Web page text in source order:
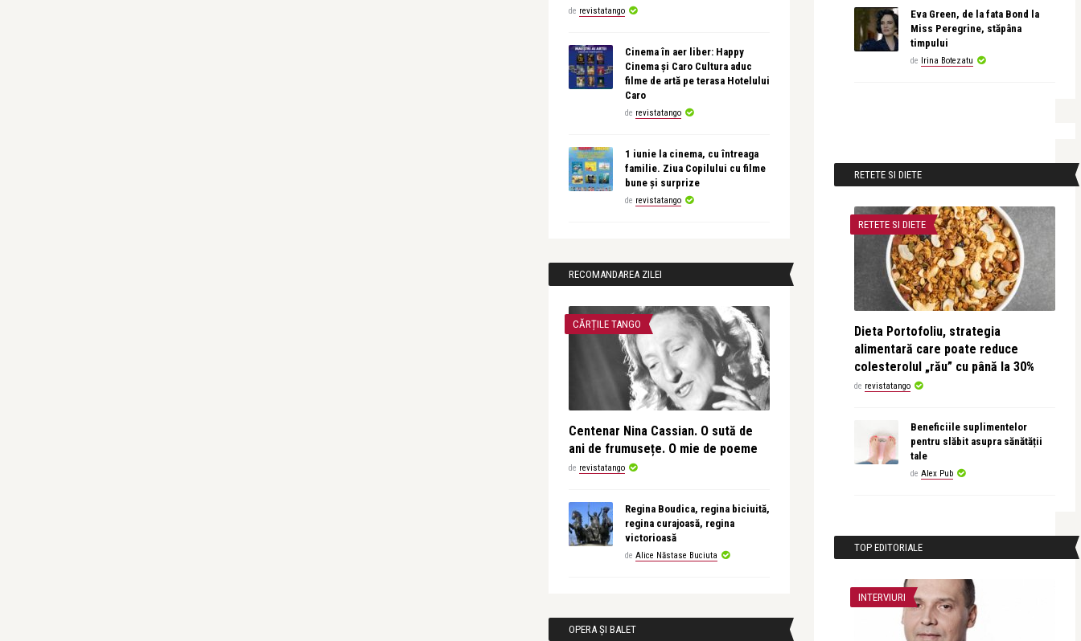
de revistatango
Cinema în aer liber: Happy
Cinema și Caro Cultura aduc
filme de artă pe terasa Hotelului
Caro
de revistatango
1 iunie la cinema, cu întreaga
familie. Ziua Copilului cu filme
bune și surprize
de revistatango
RECOMANDAREA ZILEI
CĂRȚILE TANGO
Centenar Nina Cassian. O sută de
ani de frumusețe. O mie de poeme
de revistatango
Regina Boudica, regina biciuită,
regina curajoasă, regina
victorioasă
de Alice Năstase Buciuta
OPERA ȘI BALET
Eva Green, de la fata Bond la
Miss Peregrine, stăpâna
timpului
de Irina Botezatu
RETETE SI DIETE
RETETE SI DIETE
Dieta Portofoliu, strategia
alimentară care poate reduce
colesterolul „rău” cu până la 30%
de revistatango
Beneficiile suplimentelor
pentru slăbit asupra sănătății
tale
de Alex Pub
TOP EDITORIALE
INTERVIURI